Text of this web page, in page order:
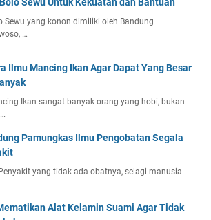
Sewu yang konon dimiliki oleh Bandung
…
Ilmu Mancing Ikan Agar Dapat Yang Besar
Ikan sangat banyak orang yang hobi, bukan
Pamungkas Ilmu Pengobatan Segala
yang tidak ada obatnya, selagi manusia
Alat Kelamin Suami Agar Tidak